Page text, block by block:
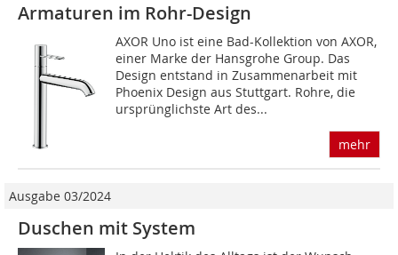
Armaturen im Rohr-Design
AXOR Uno ist eine Bad-Kollek­tion von AXOR,
einer Marke der Hansgrohe Group. Das
Design entstand in Zusammenarbeit mit
Phoenix Design aus Stuttgart. Rohre, die
ursprünglichste Art des...
mehr
Ausgabe 03/2024
Duschen mit System